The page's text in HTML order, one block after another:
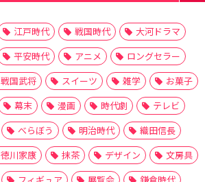
江戸時代 戦国時代
大河ドラマ
平安時代
アニメ
ロングセラー
戦国武将
スイーツ 雑学
お菓子
幕末
漫画 時代劇
テレビ
べらぼう
明治時代
織田信長
徳川家康
抹茶 デザイン
文房具